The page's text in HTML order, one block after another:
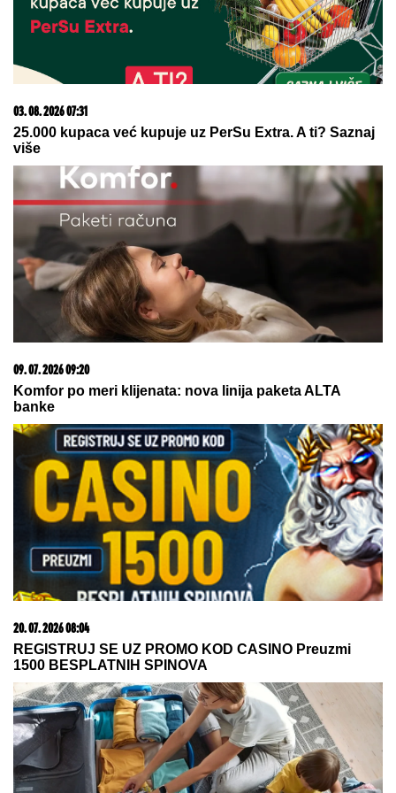
MILIONA EVRA Oglasilo se tužilaštvo povodom
velike zaplene: Kokain i marihuanu krili OVDE
naših baka koji ponovo osvaja trpeze
HRVATI HISTERIŠU:
Uhvatila ih
panika zbog objave Zvezdana Terzića
"Bože, koliko sam pogrešio..." Oglasio se Predrag
Mijatović
ASFALT SE TOPI NA 75 STEPENI U
celu zemlju
OVO JE TRAGIČNA PRIČA KOJA SE
KRIJE IZA PESME "IVANOVA
KORITA"Merima Njegomir tražila
IZMENU teksta: "Ti stihovi su
naknadno dopisani"